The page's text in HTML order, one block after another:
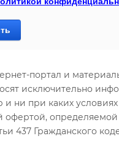
портал и
исключительно
и ни при каких
офертой,
437 Гражданского